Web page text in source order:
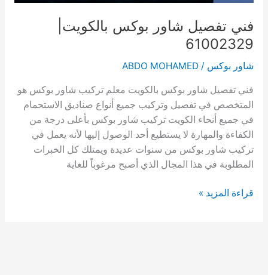
فني تفصيل شاور بوكس بالكويت|
61002329
شاور بوكس /
ABDO MOHAMED
فني تفصيل شاور بوكس بالكويت معلم تركيب شاور بوكس هو
المتخصص في تفصيل وتركيب جميع أنواع صناديق الاستحمام
في جميع أنحاء الكويت تركيب شاور بوكس ​​بأعلى درجة من
الكفاءة والمهارة لا يستطيع أحد الوصول إليها لأنه يعمل في
تركيب شاور بوكس من سنوات عديدة ويمتلك كل الخبرات
المطلوبة في هذا المجال الذي أصبح مرغوباً للغاية
فني
قراءة المزيد »